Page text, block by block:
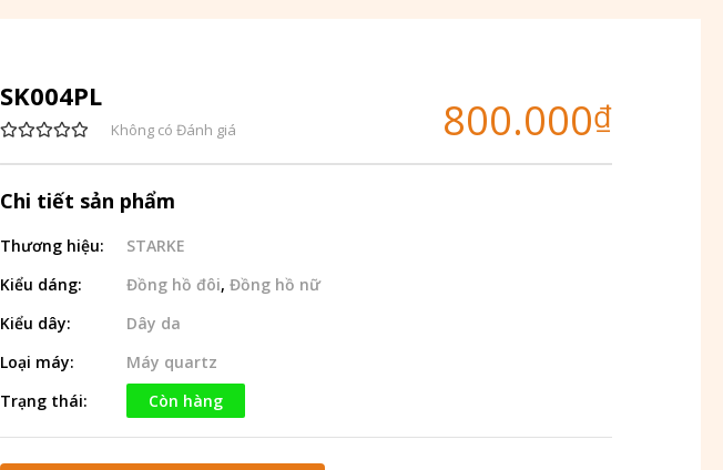
SK004PL
Không có Đánh giá 800.000₫
Chi tiết sản phẩm
Thương hiệu:
STARKE
Kiểu dáng:
Đồng hồ đôi, Đồng hồ nữ
Kiểu dây:
Dây da
Loại máy:
Máy quartz
Trạng thái:
Còn hàng